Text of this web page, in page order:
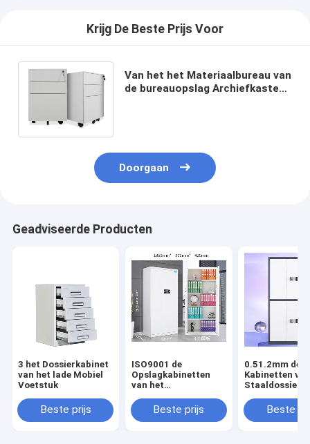
Krijg De Beste Prijs Voor
Van het het Materiaalbureau van
de bureauopslag Archiefkasten
Doorgaan
Geadviseerde Producten
3 het Dossierkabinet
van het lade Mobiel
Voetstuk
Beste prijs
ISO9001 de
Opslagkabinetten
van het
Beste prijs
0.51.2mm de
Kabinetten
Staaldossier
Beste